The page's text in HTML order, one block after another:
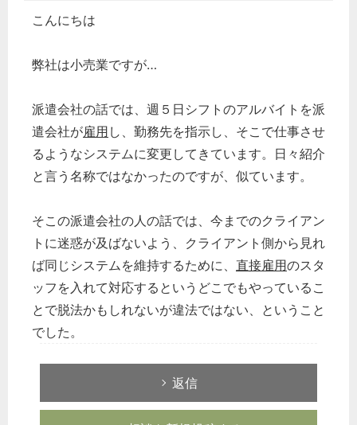
こんにちは
弊社は小売業ですが…
派遣会社の話では、週５日シフトのアルバイトを派
遣会社が雇用 し、勤務先を指示し、そこで仕事させ
るようなシステムに変更してきています。日々紹介
と言う名称ではなかったのですが、似ています。
そこの派遣会社の人の話では、今までのクライアン
トに迷惑が及ばないよう、クライアント側から見れ
ば同じシステムを維持するために、 直接雇用のスタ
ッフを入れて対応するというどこでもやっているこ
とで脱法かもしれないが違法ではない、ということ
でした。
返信